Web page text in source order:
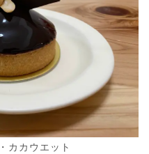
カカウエット